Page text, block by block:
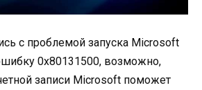
с проблемой запуска Microsoft
0x80131500, возможно,
записи Microsoft поможет